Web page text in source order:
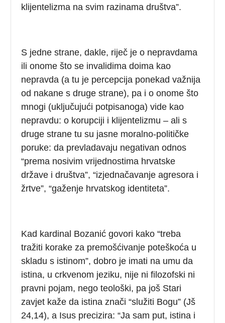
klijentelizma na svim razinama društva”.
S jedne strane, dakle, riječ je o nepravdama
ili onome što se invalidima doima kao
nepravda (a tu je percepcija ponekad važnija
od nakane s druge strane), pa i o onome što
mnogi (uključujući potpisanoga) vide kao
nepravdu: o korupciji i klijentelizmu – ali s
druge strane tu su jasne moralno-političke
poruke: da prevladavaju negativan odnos
“prema nosivim vrijednostima hrvatske
države i društva”, “izjednačavanje agresora i
žrtve”, “gaženje hrvatskog identiteta”.
Kad kardinal Bozanić govori kako “treba
tražiti korake za premošćivanje poteškoća u
skladu s istinom”, dobro je imati na umu da
istina, u crkvenom jeziku, nije ni filozofski ni
pravni pojam, nego teološki, pa još Stari
zavjet kaže da istina znači “služiti Bogu” (Jš
24,14), a Isus precizira: “Ja sam put, istina i